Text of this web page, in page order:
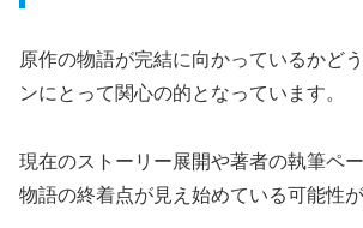
原作の物語が完結に向かっているかど
ンにとって関心の的となっています。
現在のストーリー展開や著者の執筆ペ
物語の終着点が見え始めている可能性が